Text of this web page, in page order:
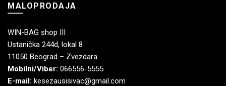
MALOPRODAJA
WIN-BAG shop III
Ustanička 244d, lokal 8
11050 Beograd – Zvezdara
Mobilni/Viber: 066556-5555
E-mail: kesezausisivac@gmail.com